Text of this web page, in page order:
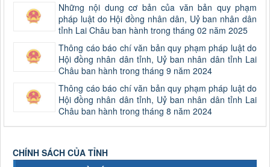
Những nội dung cơ bản của văn bản quy phạm
pháp luật do Hội đồng nhân dân, Uỷ ban nhân dân
tỉnh Lai Châu ban hành trong tháng 02 năm 2025
Thông cáo báo chí văn bản quy phạm pháp luật do
Hội đồng nhân dân tỉnh, Uỷ ban nhân dân tỉnh Lai
Châu ban hành trong tháng 9 năm 2024
Thông cáo báo chí văn bản quy phạm pháp luật do
Hội đồng nhân dân tỉnh, Uỷ ban nhân dân tỉnh Lai
Châu ban hành trong tháng 8 năm 2024
CHÍNH SÁCH CỦA TỈNH